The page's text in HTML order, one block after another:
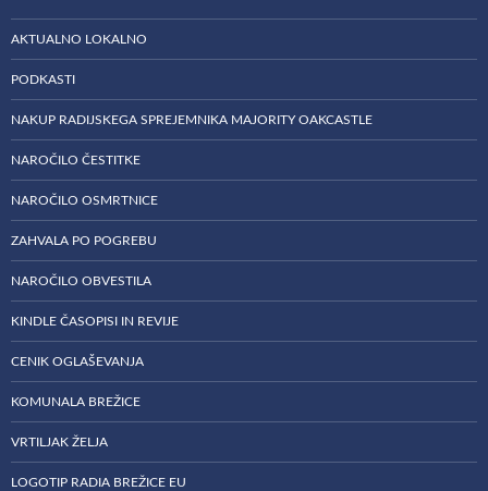
AKTUALNO LOKALNO
PODKASTI
NAKUP RADIJSKEGA SPREJEMNIKA MAJORITY OAKCASTLE
NAROČILO ČESTITKE
NAROČILO OSMRTNICE
ZAHVALA PO POGREBU
NAROČILO OBVESTILA
KINDLE ČASOPISI IN REVIJE
CENIK OGLAŠEVANJA
KOMUNALA BREŽICE
VRTILJAK ŽELJA
LOGOTIP RADIA BREŽICE EU